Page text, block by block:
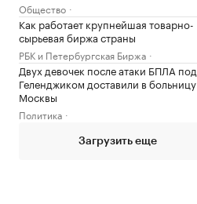
Общество
Как работает крупнейшая товарно-
сырьевая биржа страны
РБК и Петербургская Биржа
Двух девочек после атаки БПЛА под
Геленджиком доставили в больницу
Москвы
Политика
Загрузить еще